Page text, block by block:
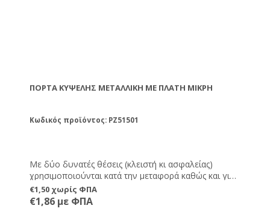
ΠΌΡΤΑ ΚΥΨΈΛΗΣ ΜΕΤΑΛΛΙΚΉ ΜΕ ΠΛΆΤΗ ΜΙΚΡΉ
Κωδικός προϊόντος: PZ51501
Με δύο δυνατές θέσεις (κλειστή κι ασφαλείας)
χρησιμοποιούνται κατά την μεταφορά καθώς και για
να προστατεύουν την είσοδο της κυψέλης εναντίων
σφηκών, ποντικών και άλλων εισβολέων. Το
πλεονέκτημα τους είναι ότι μπορούν να μένουν
€1,50 χωρίς ΦΠΑ
€1,86 με ΦΠΑ